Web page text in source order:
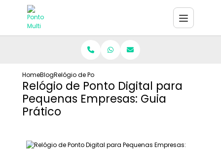
HomeBlogRelógio de Ponto Digital para Pequenas Empresas:
Relógio de Ponto Digital para
Pequenas Empresas: Guia
Prático